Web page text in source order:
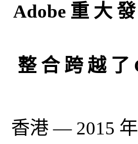
Adobe 重 大
整 合 跨 越 了
香港 — 2015